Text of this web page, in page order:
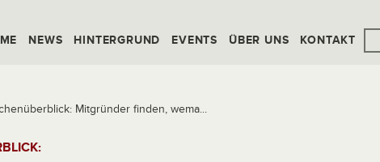
NEWS HINTERGRUND EVENTS ÜBER UNS KONTAKT
Mitgründer finden, wema...